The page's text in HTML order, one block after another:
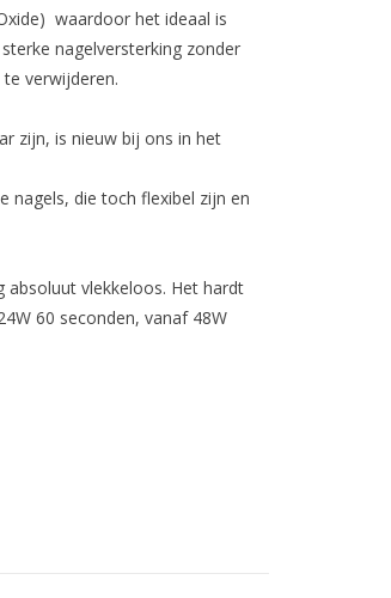
waardoor het ideaal is
nagelversterking zonder
verwijderen.
zijn, is nieuw bij ons in het
nagels, die toch flexibel zijn en
absoluut vlekkeloos. Het hardt
60 seconden, vanaf 48W